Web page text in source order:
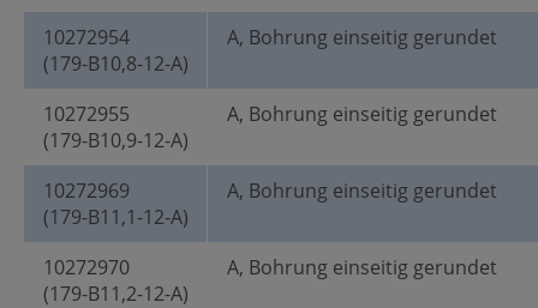
10272954
(179-B10,8-12-A)
A, Bohrung einseitig gerundet
10272955
(179-B10,9-12-A)
A, Bohrung einseitig gerundet
10272969
(179-B11,1-12-A)
A, Bohrung einseitig gerundet
10272970
(179-B11,2-12-A)
A, Bohrung einseitig gerundet